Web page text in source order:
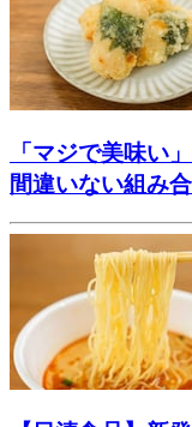
「マジで美味い
間違いない組み